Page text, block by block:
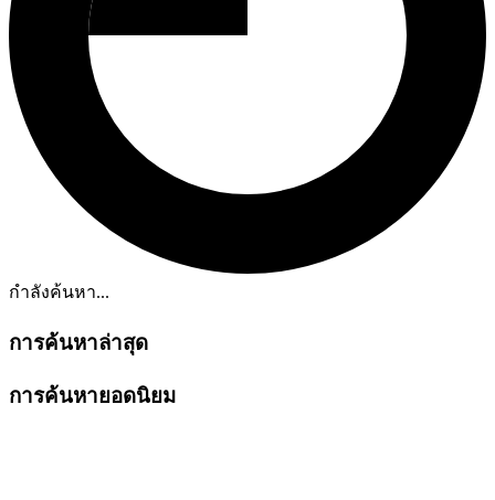
กำลังค้นหา...
การค้นหาล่าสุด
การค้นหายอดนิยม